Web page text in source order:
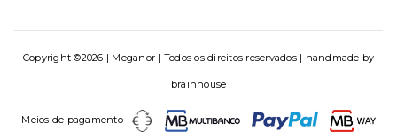
Copyright ©2026 | Meganor | Todos os direitos reservados | handmade by
brainhouse
Meios de pagamento